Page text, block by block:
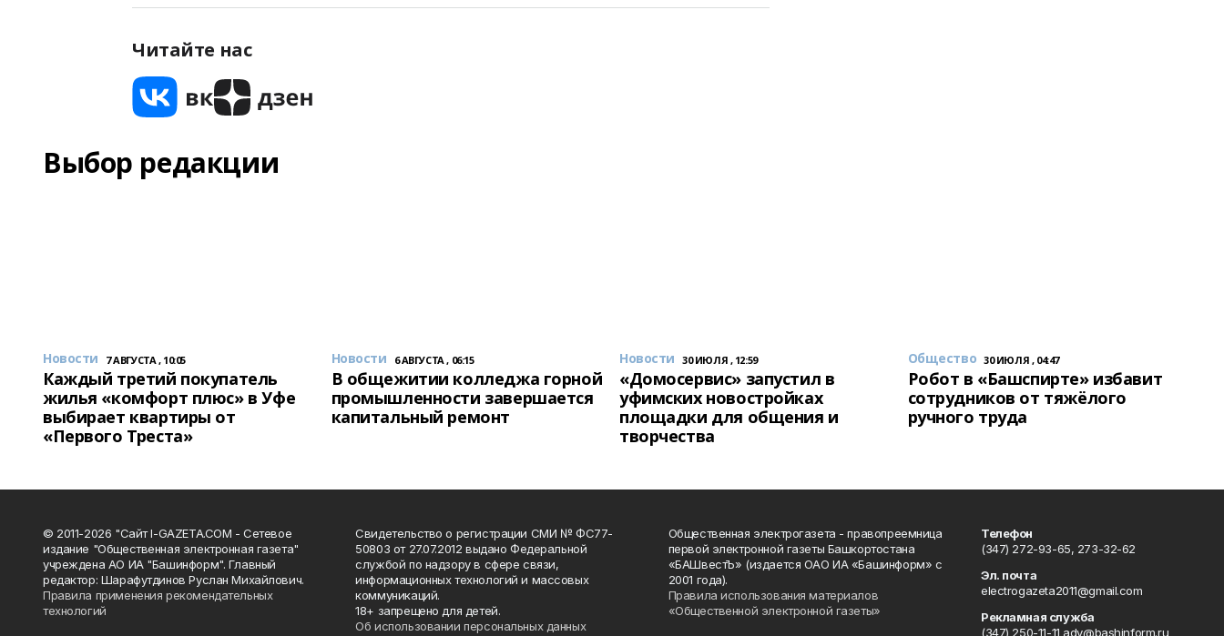
Читайте нас
Выбор редакции
Новости 7 АВГУСТА , 10:05
Каждый третий покупатель
жилья «комфорт плюс» в Уфе
выбирает квартиры от
«Первого Треста»
Новости 6 АВГУСТА , 06:15
В общежитии колледжа горной
промышленности завершается
капитальный ремонт
Новости 30 ИЮЛЯ , 12:59
«Домосервис» запустил в
уфимских новостройках
площадки для общения и
творчества
Общество 30 ИЮЛЯ , 04:47
Робот в «Башспирте» избавит
сотрудников от тяжёлого
ручного труда
© 2011-2026 "Сайт I-GAZETA.COM - Сетевое
издание "Общественная электронная газета"
учреждена АО ИА "Башинформ". Главный
редактор: Шарафутдинов Руслан Михайлович.
Правила применения рекомендательных
технологий
Свидетельство о регистрации СМИ № ФС77-
50803 от 27.07.2012 выдано Федеральной
службой по надзору в сфере связи,
информационных технологий и массовых
коммуникаций.
18+ запрещено для детей.
Об использовании персональных данных
Общественная электрогазета - правопреемница
первой электронной газеты Башкортостана
«БАШвестЪ» (издается ОАО ИА «Башинформ» с
2001 года).
Правила использования материалов
«Общественной электронной газеты»
Телефон
(347) 272-93-65, 273-32-62
Эл. почта
electrogazeta2011@gmail.com
Рекламная служба
(347) 250-11-11 adv@bashinform.ru